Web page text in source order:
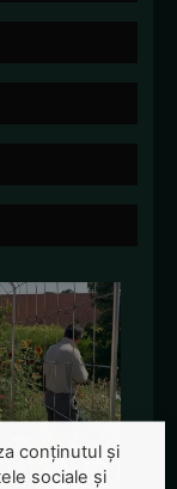
conținutul și
sociale și